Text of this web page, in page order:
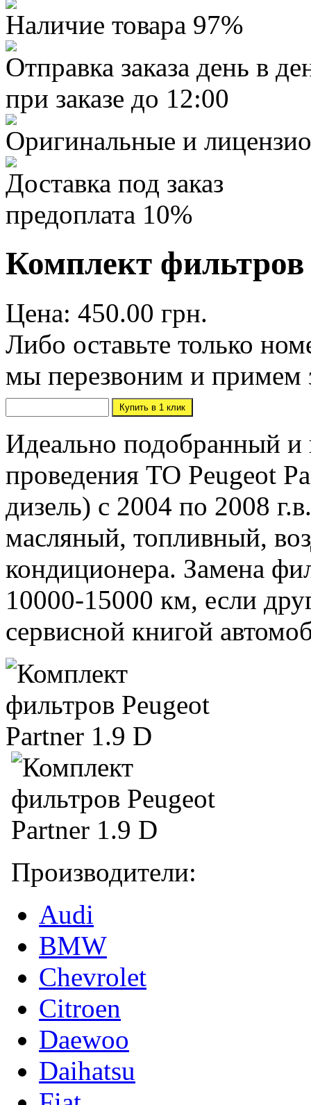
Наличие товара 97%
Отправка заказа день в
при заказе до 12:00
Оригинальные и
Доставка под заказ
предоплата 10%
Комплект
Цена: 450.00 грн.
Либо оставьте только
мы перезвоним и примем
Идеально подобранный и
проведения ТО Peugeot
дизель) c 2004 по 2008
масляный, топливный,
кондиционера. Замена
10000-15000 км, если
сервисной книгой
Производители:
Audi
BMW
Chevrolet
Citroen
Daewoo
Daihatsu